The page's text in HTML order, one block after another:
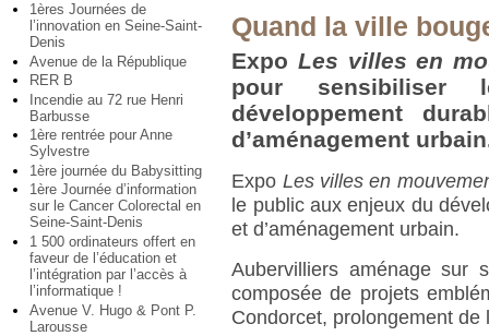
1ères Journées de
l’innovation en Seine-Saint-
Denis
Avenue de la République
RER B
Incendie au 72 rue Henri
Barbusse
1ère rentrée pour Anne
Sylvestre
1ère journée du Babysitting
1ère Journée d’information
sur le Cancer Colorectal en
Seine-Saint-Denis
1 500 ordinateurs offert en
faveur de l’éducation et
l’intégration par l’accès à
l’informatique !
Avenue V. Hugo & Pont P.
Larousse
Quand la ville
Expo Les villes en
pour
développement
d’aménagement
Expo Les villes en
le public aux enjeux du
et d’aménagement urbain.
Aubervilliers aménage sur
composée de projets
Condorcet, prolongement